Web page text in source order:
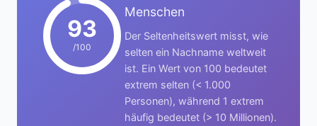
93
/100
Menschen
Der Seltenheitswert misst, wie
selten ein Nachname weltweit
ist. Ein Wert von 100 bedeutet
extrem selten (< 1.000
Personen), während 1 extrem
häufig bedeutet (> 10 Millionen).